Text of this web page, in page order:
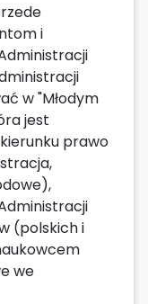
i
w "Młodym
jest
prawo
(polskich i
we